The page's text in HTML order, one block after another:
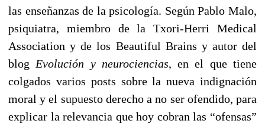
las enseñanzas de la psicología. Según Pablo Malo,
psiquiatra, miembro de la Txori-Herri Medical
Association y de los Beautiful Brains y autor del
blog Evolución y neurociencias, en el que tiene
colgados varios posts sobre la nueva indignación
moral y el supuesto derecho a no ser ofendido, para
explicar la relevancia que hoy cobran las “ofensas”